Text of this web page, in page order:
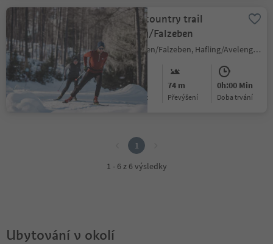
Cross-country trail
Hafling/Falzeben
Falzeben/Falzeben, Hafling/Avelengo, Meran/Merano and environs
Medium
Obtížnost
74 m
Převýšení
0h:00 Min
doba trvání
1
1 - 6 z 6 výsledky
Ubytování v okolí